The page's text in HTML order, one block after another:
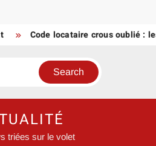
Code locataire crous oublié :
triées sur le volet